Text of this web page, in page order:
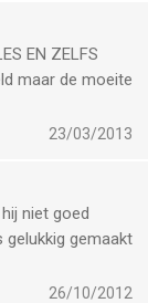
EN ZELFS
maar de moeite
23/03/2013
niet goed
gemaakt
26/10/2012